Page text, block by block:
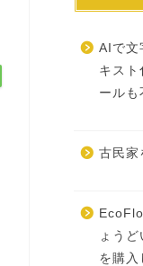
AIで文
キスト
ールも
古民家
ょう
を購入